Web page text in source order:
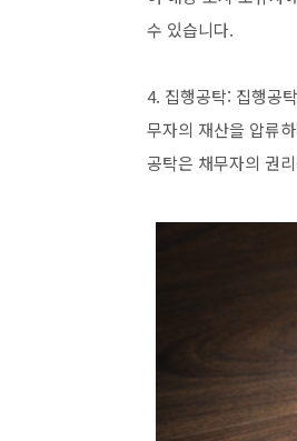
수 있습니다.
4. 집행공탁: 집행공
무자의 재산을 압류
공탁은 채무자의 권